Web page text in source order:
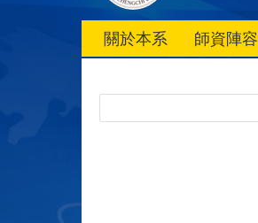
關於本系 師資陣容